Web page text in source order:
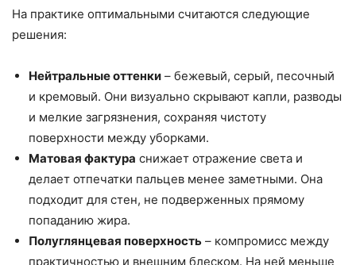
На практике оптимальными считаются следующие
решения:
Нейтральные оттенки – бежевый, серый, песочный
и кремовый. Они визуально скрывают капли, разводы
и мелкие загрязнения, сохраняя чистоту
поверхности между уборками.
Матовая фактура снижает отражение света и
делает отпечатки пальцев менее заметными. Она
подходит для стен, не подверженных прямому
попаданию жира.
Полуглянцевая поверхность – компромисс между
практичностью и внешним блеском. На ней меньше